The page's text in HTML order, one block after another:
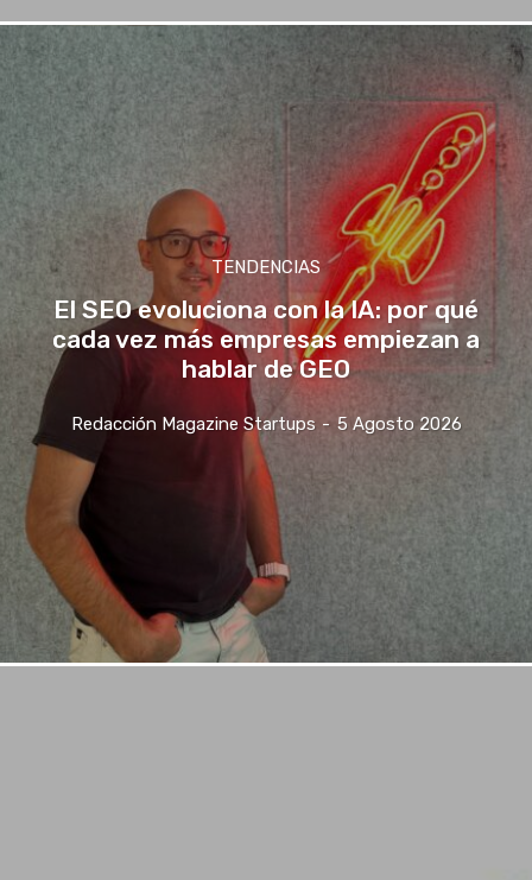
TENDENCIAS
El SEO evoluciona con la IA: por qué
cada vez más empresas empiezan a
hablar de GEO
Redacción Magazine Startups - 5 Agosto 2026